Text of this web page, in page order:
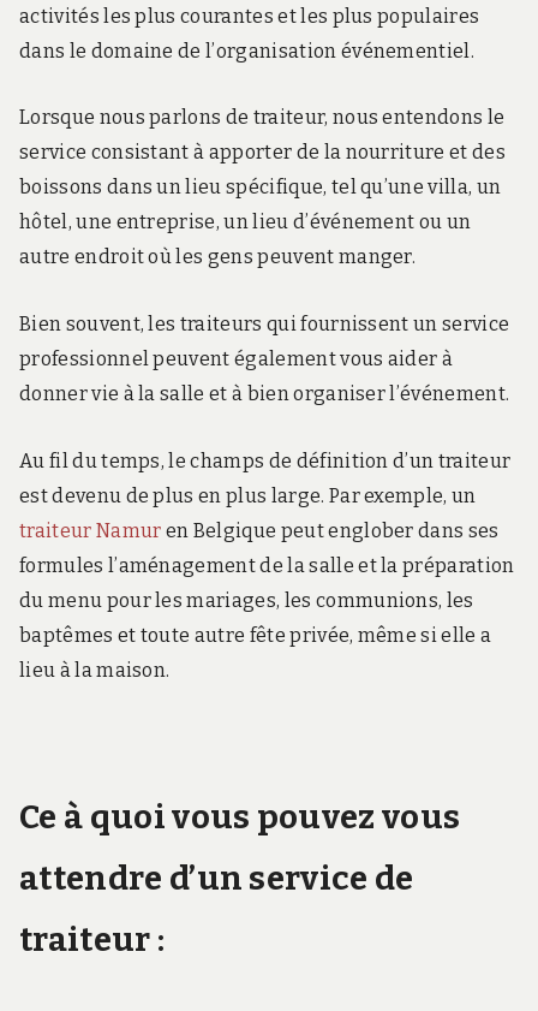
activités les plus courantes et les plus populaires
dans le domaine de l’organisation événementiel.
Lorsque nous parlons de traiteur, nous entendons le
service consistant à apporter de la nourriture et des
boissons dans un lieu spécifique, tel qu’une villa, un
hôtel, une entreprise, un lieu d’événement ou un
autre endroit où les gens peuvent manger.
Bien souvent, les traiteurs qui fournissent un service
professionnel peuvent également vous aider à
donner vie à la salle et à bien organiser l’événement.
Au fil du temps, le champs de définition d’un traiteur
est devenu de plus en plus large. Par exemple, un
traiteur Namur en Belgique peut englober dans ses
formules l’aménagement de la salle et la préparation
du menu pour les mariages, les communions, les
baptêmes et toute autre fête privée, même si elle a
lieu à la maison.
Ce à quoi vous pouvez vous
attendre d’un service de
traiteur :